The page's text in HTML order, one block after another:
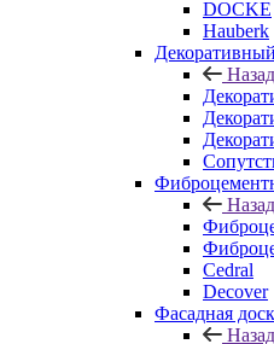
DOCKE
Hauberk
Назад
Назад
Cedral
Decover
Фасадная
Назад